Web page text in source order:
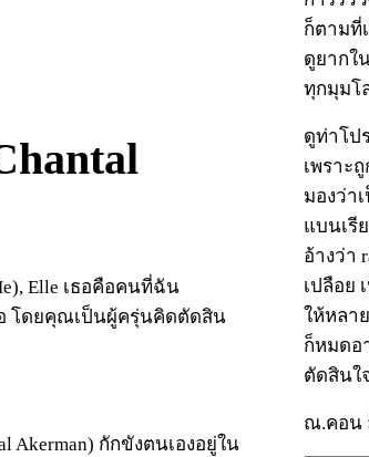
Elle เธอคือคนที่ฉัน
อ โดยคุณเป็นผู้ครุ่นคิดตัดสิน
Akerman) กักขังตนเองอยู่ใน
ก็ตามที่
ดูยากใ
ทุกมุมโ
ดูท่าโป
เพราะ
มองว่า
แบนเรี
อ้างว่า
เปลือย
ให้หลา
ก็หมดอ
ตัดสินใ
ณ.คอน